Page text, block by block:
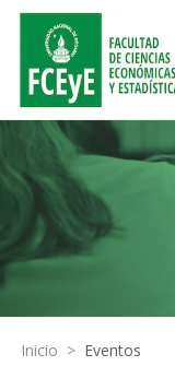
Inicio > Eventos